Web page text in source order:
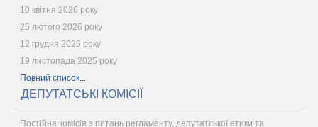
10 квітня 2026 року
25 лютого 2026 року
12 грудня 2025 року
19 листопада 2025 року
Повний список...
ДЕПУТАТСЬКІ КОМІСІЇ
Постійна комісія з питань регламенту, депутатської етики та